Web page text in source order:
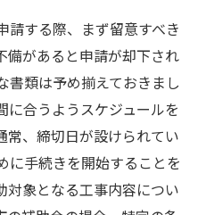
保険の活用
工事への取り組み
スと補助制度
い補助金情報
における補助金活用で
請する際、まず留意すべき
備があると申請が却下され
書類は予め揃えておきまし
に合うようスケジュールを
常、締切日が設けられてい
に手続きを開始することを
対象となる工事内容につい